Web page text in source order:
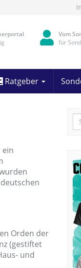
Vom
für
Ratgeber
ein
Orden der
(gestiftet
und